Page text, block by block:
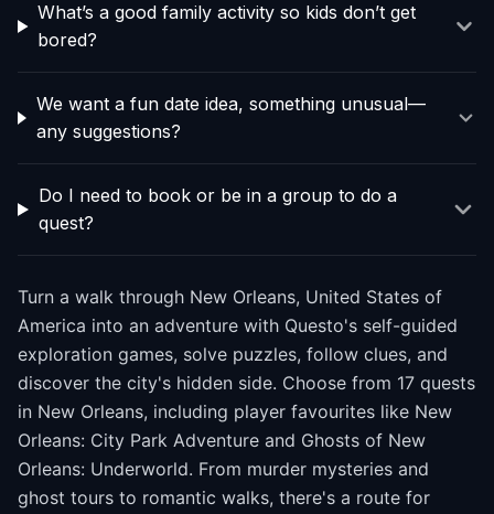
What’s a good family activity so kids don’t get
bored?
We want a fun date idea, something unusual—
any suggestions?
Do I need to book or be in a group to do a
quest?
Turn a walk through New Orleans, United States of
America into an adventure with Questo's self-guided
exploration games, solve puzzles, follow clues, and
discover the city's hidden side. Choose from 17 quests
in New Orleans, including player favourites like New
Orleans: City Park Adventure and Ghosts of New
Orleans: Underworld. From murder mysteries and
ghost tours to romantic walks, there's a route for